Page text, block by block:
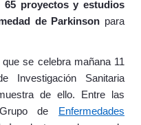
65 proyectos y estudios
de Parkinson para
se celebra mañana 11
Investigación Sanitaria
de ello.
Entre las
de
Enfermedades